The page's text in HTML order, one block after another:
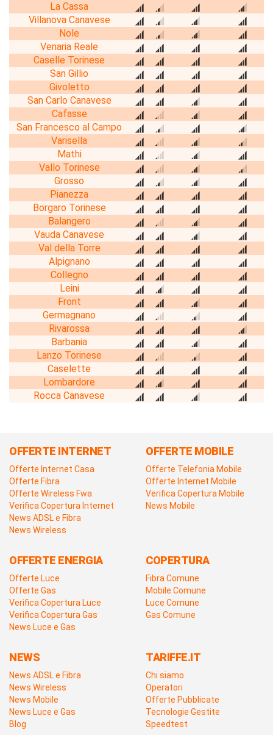
La Cassa
Villanova Canavese
Nole
Venaria Reale
Caselle Torinese
San Gillio
Givoletto
San Carlo Canavese
Cafasse
San Francesco al Campo
Varisella
Mathi
Vallo Torinese
Grosso
Pianezza
Borgaro Torinese
Balangero
Vauda Canavese
Val della Torre
Alpignano
Collegno
Leini
Front
Germagnano
Rivarossa
Barbania
Lanzo Torinese
Caselette
Lombardore
Rocca Canavese
OFFERTE INTERNET
Offerte Internet Casa
Offerte Fibra
Offerte Wireless Fwa
Verifica Copertura Internet
News ADSL e Fibra
News Wireless
OFFERTE MOBILE
Offerte Telefonia Mobile
Offerte Internet Mobile
Verifica Copertura Mobile
News Mobile
OFFERTE ENERGIA
Offerte Luce
Offerte Gas
Verifica Copertura Luce
Verifica Copertura Gas
News Luce e Gas
COPERTURA
Fibra Comune
Mobile Comune
Luce Comune
Gas Comune
NEWS
News ADSL e Fibra
News Wireless
News Mobile
News Luce e Gas
Blog
TARIFFE.IT
Chi siamo
Operatori
Offerte Pubblicate
Tecnologie Gestite
Speedtest